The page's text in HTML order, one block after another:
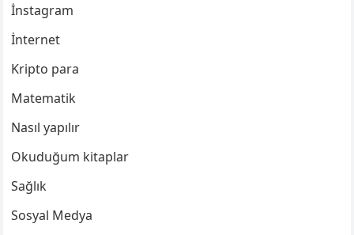
İnstagram
İnternet
Kripto para
Matematik
Nasıl yapılır
Okuduğum kitaplar
Sağlık
Sosyal Medya